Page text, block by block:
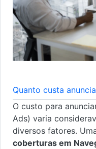
Quanto custa
O custo para
Ads) varia
diversos fatores.
coberturas em